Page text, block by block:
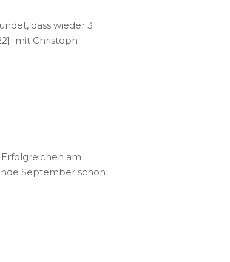
dass wieder 3
mit Christoph
Erfolgreichen am
September schon